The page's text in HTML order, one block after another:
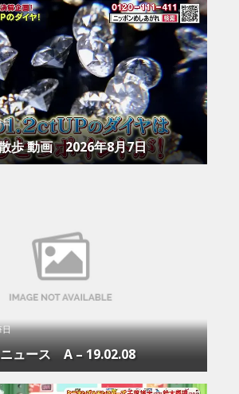
日
歩 動画 2026年8月7日
日
ュース Α – 19.02.08